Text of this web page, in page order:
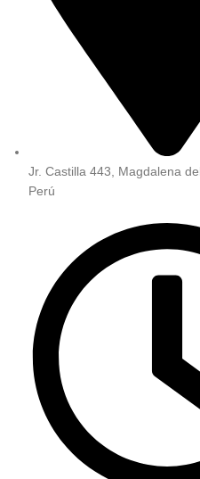
Jr. Castilla 443, Magdalena
Perú